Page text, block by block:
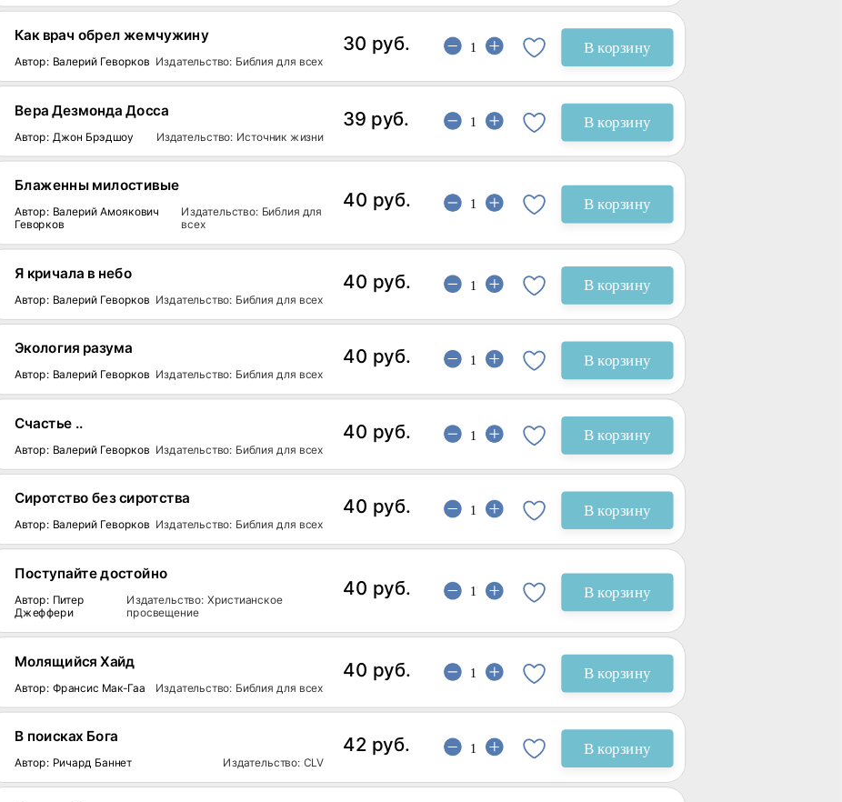
Как врач обрел жемчужину
Автор: Валерий Геворков Издательство: Библия для всех
30 руб. В корзину
Вера Дезмонда Досса
Автор: Джон Брэдшоу Издательство: Источник жизни
39 руб. В корзину
Блаженны милостивые
Автор: Валерий Амоякович
Геворков
Издательство: Библия для
всех
40 руб. В корзину
Я кричала в небо
Автор: Валерий Геворков Издательство: Библия для всех
40 руб. В корзину
Экология разума
Автор: Валерий Геворков Издательство: Библия для всех
40 руб. В корзину
Счастье ..
Автор: Валерий Геворков Издательство: Библия для всех
40 руб. В корзину
Сиротство без сиротства
Автор: Валерий Геворков Издательство: Библия для всех
40 руб. В корзину
Поступайте достойно
Автор: Питер
Джеффери
Издательство: Христианское
просвещение
40 руб. В корзину
Молящийся Хайд
Автор: Франсис Мак-Гаа Издательство: Библия для всех
40 руб. В корзину
В поисках Бога
Автор: Ричард Баннет Издательство: CLV
42 руб. В корзину